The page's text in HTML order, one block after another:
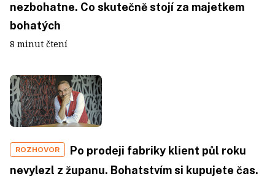
nezbohatne. Co skutečně stojí za majetkem
bohatých
8 minut čtení
ROZHOVOR
Po prodeji fabriky klient půl roku
nevylezl z županu. Bohatstvím si kupujete čas.